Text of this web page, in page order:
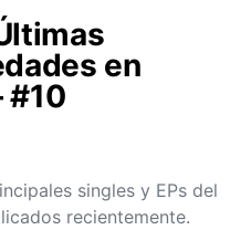
en
#10
singles y EPs del
recientemente.